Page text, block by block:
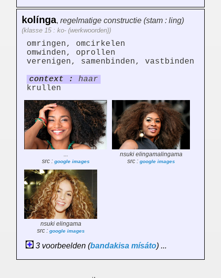
kolínga, regelmatige constructie (stam : ling)
(klasse 15 : ko- (werkwoorden))
omringen, omcirkelen
omwinden, oprollen
verenigen, samenbinden, vastbinden
context :
haar
krullen
src : google images
nsuki elingamalingama
src : google images
nsuki elingama
src : google images
3 voorbeelden (bandakisa mísáto) ...